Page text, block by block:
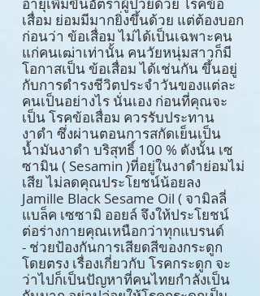
อายุเพิ่มขึ้นอัตราผู้ป่วยด้วย โรคข้อ
เสื่อม ย่อมมีมากยิ่งขึ้นด้วย แต่ต้องบอก
ก่อนว่า ข้อเสื่อม ไม่ได้เป็นเฉพาะคน
แก่คนเฒ่าเท่านั้น คนวัยหนุ่มสาวก็มี
โอกาสเป็น ข้อเสื่อม ได้เช่นกัน ขึ้นอยู่
กับการดำรงชีวิตประจำวันของแต่ละ
คนเป็นอย่างไร นั่นเอง ก่อนที่คุณจะ
เป็น โรคข้อเสื่อม ควรรับประทาน
งาดำ ซึ่งผ่านตอนการสกัดเย็นเป็น
น้ำมันงาดำ บริสุทธิ์ 100 % ดังนั้น เซ
ซามิน ( Sesamin )ที่อยู่ในงาดำย่อมไม่
เสีย ไม่ลดคุณประโยชน์น้อยลง
Jamille Black Sesame Oil ( จามิลลี่
แบล็ค เซซามิ ออยล์ จึงให้ประโยชน์
ต่อร่างกายคุณเหนือกว่าทุกแบรนด์
- ช่วยป้องกันการเสียดสีของกระดูก
โดยตรง เรื่องเกี่ยวกับ โรคกระดูก จะ
ว่าไปก็เป็นปัญหาที่คนไทยกำลังเป็น